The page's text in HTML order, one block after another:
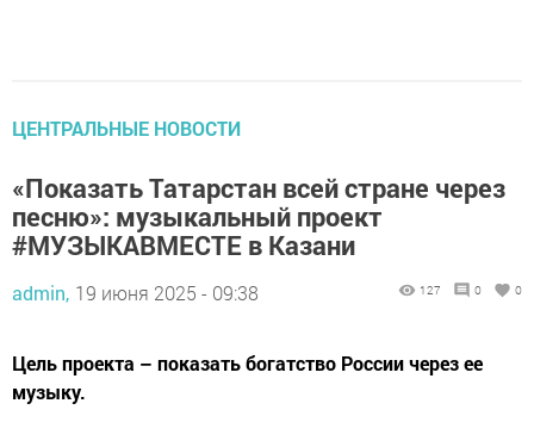
ЦЕНТРАЛЬНЫЕ НОВОСТИ
«Показать Татарстан всей стране через
песню»: музыкальный проект
#МУЗЫКАВМЕСТЕ в Казани
admin, 19 июня 2025 - 09:38 127 0 0
Цель проекта – показать богатство России через ее
музыку.